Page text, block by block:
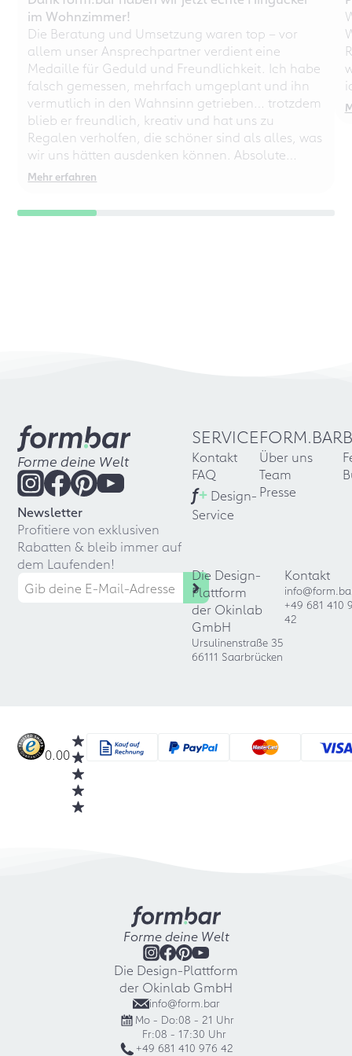
im Wohnzimmer!
Die Beratung und Umsetzung waren top – vor
allem unser Ansprechpartner verdient eine
Medaille für Geduld und Freundlichkeit. Ich habe
falsch gemessen, mehrfach umgeplant und ihn
vermutlich in den Wahnsinn getrieben… trotzdem
blieb er freundlich, kreativ und hat uns zu
Regalen verholfen, die schöner sind als alles, was
wir uns hätten ausdenken können. Absolute
Empfehlung – auch für chaotische
Mehr erfahren
Forme deine Welt
Newsletter
Profitiere von exklusiven
Rabatten & bleib immer auf
dem Laufenden!
SERVICE
Kontakt
FAQ
f+ Design-
Service
FORM.BAR
Über uns
Team
Presse
Die Design-
Plattform
der Okinlab
GmbH
Ursulinenstraße 35
66111 Saarbrücken
Kontakt
+49 681 410
42
0.00
Forme deine Welt
Die Design-Plattform
der Okinlab GmbH
info@form.bar
Mo - Do:08 - 21 Uhr
Fr:08 - 17:30 Uhr
+49 681 410 976 42